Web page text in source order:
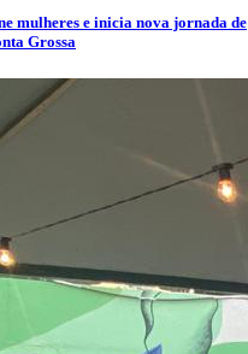
mulheres e inicia nova jornada de
Grossa